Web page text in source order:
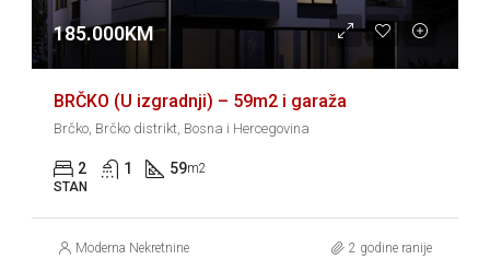
185.000KM
BRČKO (U izgradnji) – 59m2 i garaža
Brčko, Brčko distrikt, Bosna i Hercegovina
2 1 59m2
STAN
Moderna Nekretnine 2 godine ranije